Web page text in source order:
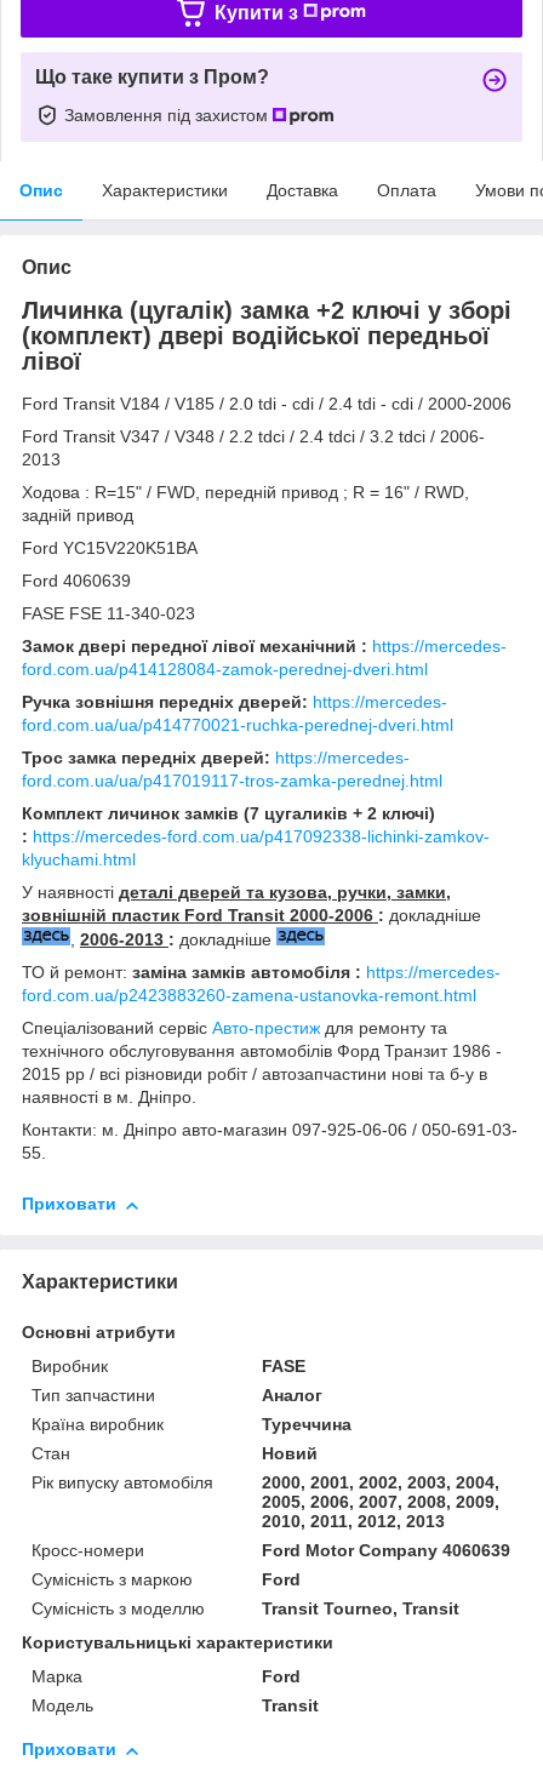
Купити з
Що таке купити з Пром?
Замовлення під захистом
Опис Характеристики Доставка Оплата Умови
Опис
Личинка (цугалік) замка +2 ключі у зборі
(комплект) двері водійської передньої
лівої
Ford Transit V184 / V185 / 2.0 tdi - cdi / 2.4 tdi - cdi / 2000-2006
Ford Transit V347 / V348 / 2.2 tdci / 2.4 tdci / 3.2 tdci / 2006-
2013
Ходова : R=15" / FWD, передній привод ; R = 16" / RWD,
задній привод
Ford YC15V220K51BA
Ford 4060639
FASE FSE 11-340-023
Замок двері передної лівої механічний : https://mercedes-
ford.com.ua/p414128084-zamok-perednej-dveri.html
Ручка зовнішня передніх дверей: https://mercedes-
ford.com.ua/ua/p414770021-ruchka-perednej-dveri.html
Трос замка передніх дверей: https://mercedes-
ford.com.ua/ua/p417019117-tros-zamka-perednej.html
Комплект личинок замків (7 цугаликів + 2 ключі)
: https://mercedes-ford.com.ua/p417092338-lichinki-zamkov-
klyuchami.html
У наявності деталі дверей та кузова, ручки, замки,
зовнішній пластик Ford Transit 2000-2006 : докладніше
, 2006-2013 : докладніше
ТО й ремонт: заміна замків автомобіля : https://mercedes-
ford.com.ua/p2423883260-zamena-ustanovka-remont.html
Спеціалізований сервіс Авто-престиж для ремонту та
технічного обслуговування автомобілів Форд Транзит 1986 -
2015 рр / всі різновиди робіт / автозапчастини нові та б-у в
наявності в м. Дніпро.
Контакти: м. Дніпро авто-магазин 097-925-06-06 / 050-691-03-
55.
Приховати
Характеристики
Основні атрибути
Виробник
FASE
Тип запчастини
Аналог
Країна виробник
Туреччина
Стан
Новий
Рік випуску автомобіля
2000, 2001, 2002, 2003, 2004,
2005, 2006, 2007, 2008, 2009,
2010, 2011, 2012, 2013
Кросс-номери
Ford Motor Company 4060639
Сумісність з маркою
Ford
Сумісність з моделлю
Transit Tourneo, Transit
Користувальницькі характеристики
Марка
Ford
Модель
Transit
Приховати